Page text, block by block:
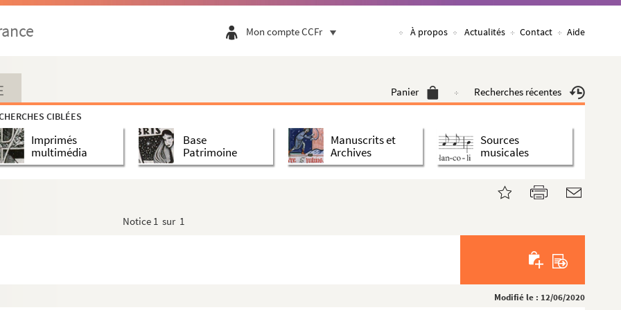
Mon compte CCFr À propos Actualités Contact Aide
Panier Recherches récentes
CIBLÉES
Imprimés
multimédia
Base
Patrimoine
Manuscrits et
Archives
Sources
musicales
Notice 1 sur 1
Modifié le : 12/06/2020
laïques